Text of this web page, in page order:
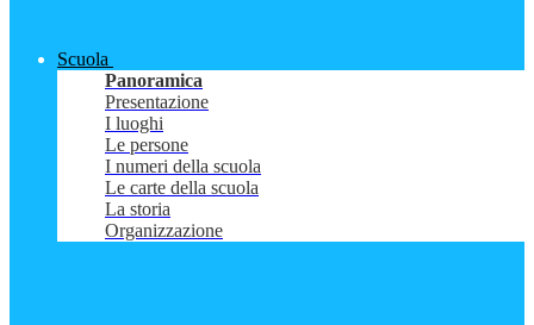
Scuola
Panoramica
Presentazione
I luoghi
Le persone
I numeri della scuola
Le carte della scuola
La storia
Organizzazione